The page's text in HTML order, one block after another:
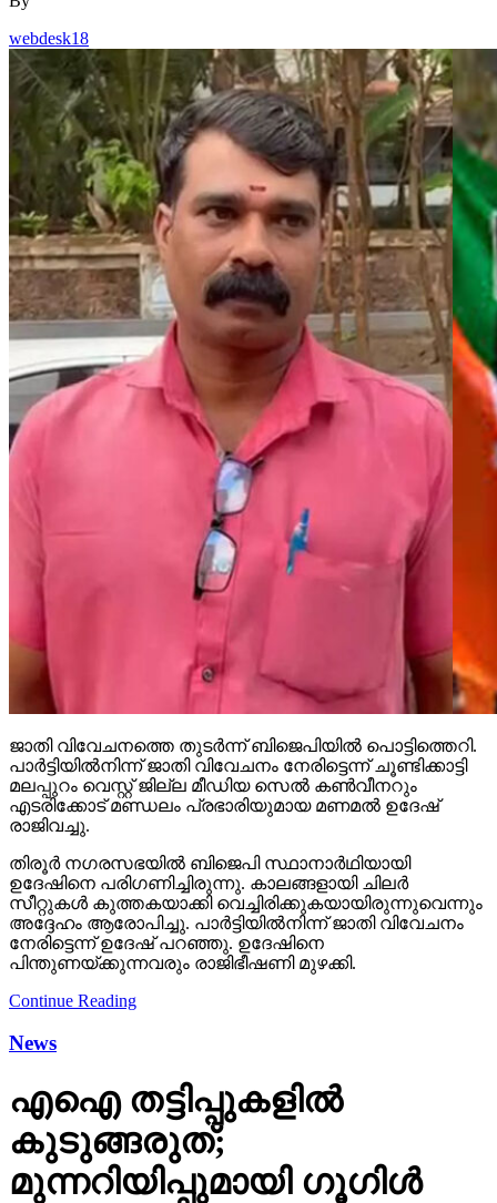
webdesk18
ജാതി വിവേചനത്തെ തുടര്‍ന്ന് ബിജെപിയില്‍ പൊട്ടിത്തെറി.
പാര്‍ട്ടിയില്‍നിന്ന് ജാതി വിവേചനം നേരിട്ടെന്ന് ചൂണ്ടിക്കാട്ടി
മലപ്പുറം വെസ്റ്റ് ജില്ല മീഡിയ സെല്‍ കണ്‍വീനറും
എടരിക്കോട് മണ്ഡലം പ്രഭാരിയുമായ മണമല്‍ ഉദേഷ്
രാജിവച്ചു.
തിരൂര്‍ നഗരസഭയില്‍ ബിജെപി സ്ഥാനാര്‍ഥിയായി
ഉദേഷിനെ പരിഗണിച്ചിരുന്നു. കാലങ്ങളായി ചിലര്‍
സീറ്റുകള്‍ കുത്തകയാക്കി വെച്ചിരിക്കുകയായിരുന്നുവെന്നും
അദ്ദേഹം ആരോപിച്ചു. പാര്‍ട്ടിയില്‍നിന്ന് ജാതി വിവേചനം
നേരിട്ടെന്ന് ഉദേഷ് പറഞ്ഞു. ഉദേഷിനെ
പിന്തുണയ്ക്കുന്നവരും രാജിഭീഷണി മുഴക്കി.
Continue Reading
News
എഐ തട്ടിപ്പുകളില്‍
കുടുങ്ങരുത്;
മുന്നറിയിപ്പുമായി ഗൂഗിള്‍